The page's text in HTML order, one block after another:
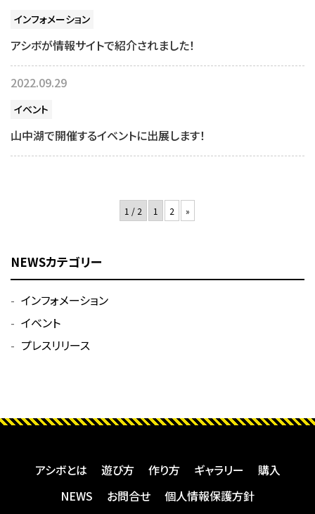
インフォメーション
アシボが情報サイトで紹介されました！
2022.09.29
イベント
山中湖で開催するイベントに出展します！
1 / 2 1 2 »
NEWSカテゴリー
インフォメーション
イベント
プレスリリース
アシボとは 遊び方 作り方 ギャラリー
購入
NEWS
お問合せ 個人情報保護方針